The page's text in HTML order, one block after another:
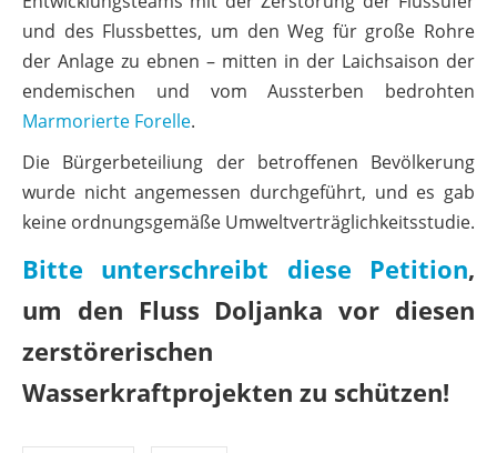
und des Flussbettes, um den Weg für große Rohre
der Anlage zu ebnen – mitten in der Laichsaison der
endemischen und vom Aussterben bedrohten
Marmorierte Forelle.
Die Bürgerbeteiliung der betroffenen Bevölkerung
wurde nicht angemessen durchgeführt, und es gab
keine ordnungsgemäße Umweltverträglichkeitsstudie.
Bitte unterschreibt diese Petition,
um den Fluss Doljanka vor diesen
zerstörerischen
Wasserkraftprojekten zu schützen!